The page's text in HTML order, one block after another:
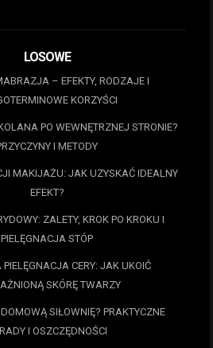
LOSOWE
– EFEKTY, RODZAJE I
KORZYŚCI
PO WEWNĘTRZNEJ STRONIE?
I METODY
MAKIJAŻU: JAK UZYSKAĆ IDEALNY
EFEKT?
ZALETY, KROK PO KROKU I
PIELĘGNACJA STÓP
CERY: JAK UKOIĆ
SKÓRĘ TWARZY
SIŁOWNIĘ? PRAKTYCZNE
I OSZCZĘDNOŚCI